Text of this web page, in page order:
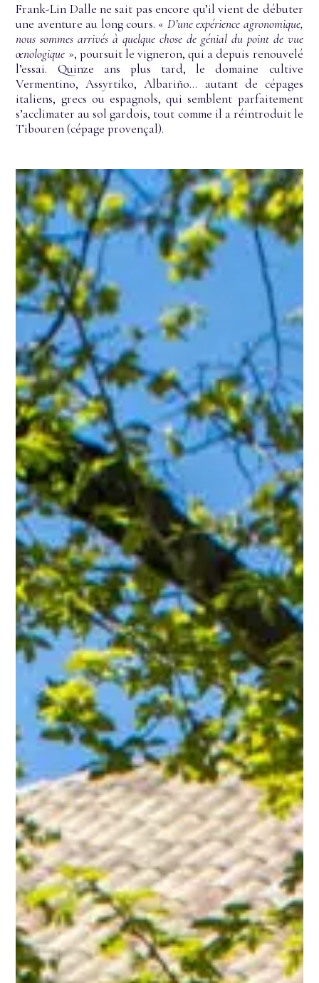
Frank-Lin Dalle ne sait pas encore qu’il vient de débuter
une aventure au long cours. « D’une expérience agronomique,
nous sommes arrivés à quelque chose de génial du point de vue
œnologique », poursuit le vigneron, qui a depuis renouvelé
l’essai. Quinze ans plus tard, le domaine cultive
Vermentino, Assyrtiko, Albariño… autant de cépages
italiens, grecs ou espagnols, qui semblent parfaitement
s’acclimater au sol gardois, tout comme il a réintroduit le
Tibouren (cépage provençal).